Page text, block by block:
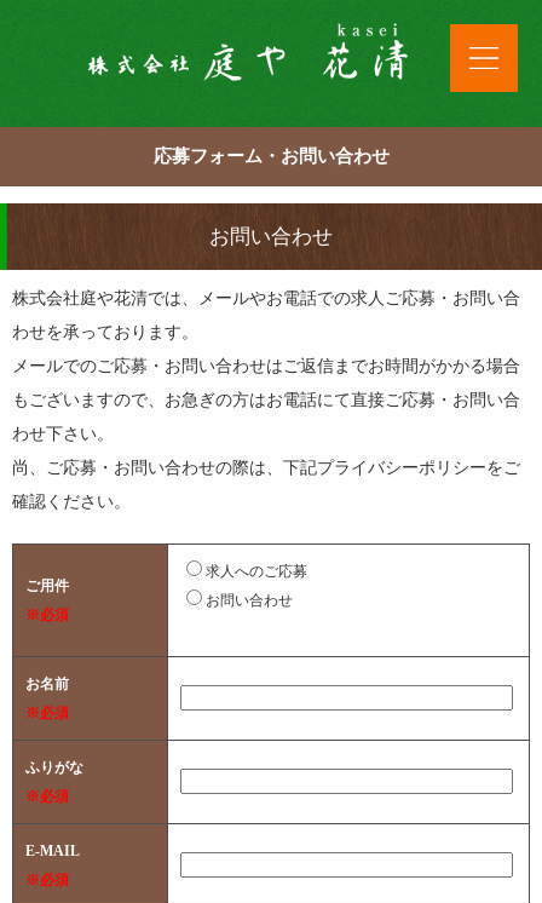
応募フォーム・お問い合わせ
お問い合わせ
株式会社庭や花清では、メールやお電話での求人ご応募・お問い合
わせを承っております。
メールでのご応募・お問い合わせはご返信までお時間がかかる場合
もございますので、お急ぎの方はお電話にて直接ご応募・お問い合
わせ下さい。
尚、ご応募・お問い合わせの際は、下記プライバシーポリシーをご
確認ください。
ご用件
※必須
求人へのご応募
お問い合わせ
お名前
※必須
ふりがな
※必須
E-MAIL
※必須